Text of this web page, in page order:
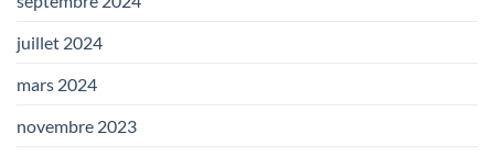
juillet 2024
mars 2024
novembre 2023